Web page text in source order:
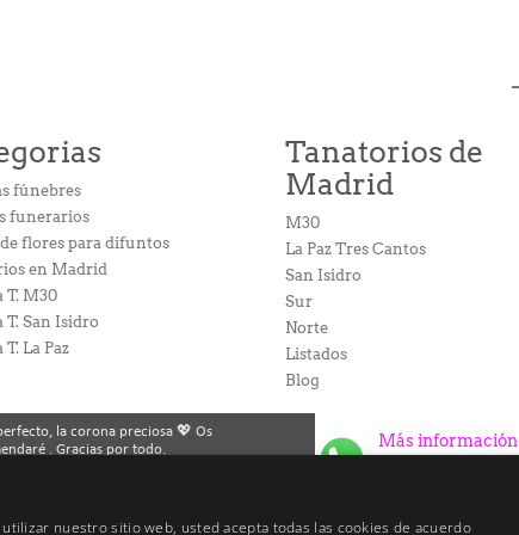
fúnebres
funerarios
de flores para difuntos
en Madrid
T. M30
T. San Isidro
T. La Paz
Tanatorios de
Madrid
M30
La Paz Tres Cantos
San Isidro
Sur
Norte
Listados
Blog
la corona preciosa 💖 Os
. Gracias por todo.
Más información
nuestro sitio web, usted acepta todas las cookies de acuerdo